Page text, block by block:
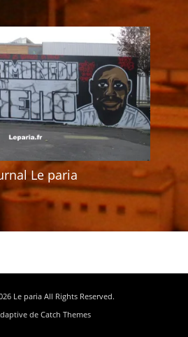
Le paria
Le paria All Rights Reserved.
de Catch Themes